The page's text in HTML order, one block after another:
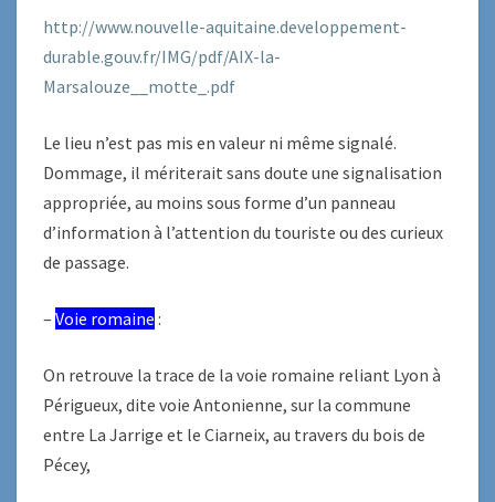
http://www.nouvelle-aquitaine.developpement-
durable.gouv.fr/IMG/pdf/AIX-la-
Marsalouze__motte_.pdf
Le lieu n’est pas mis en valeur ni même signalé.
Dommage, il mériterait sans doute une signalisation
appropriée, au moins sous forme d’un panneau
d’information à l’attention du touriste ou des curieux
de passage.
– Voie romaine :
On retrouve la trace de la voie romaine reliant Lyon à
Périgueux, dite voie Antonienne, sur la commune
entre La Jarrige et le Ciarneix, au travers du bois de
Pécey,